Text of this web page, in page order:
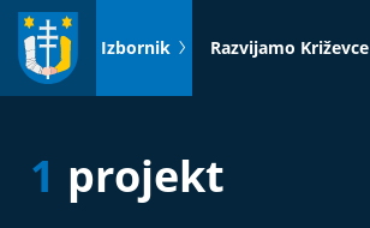
Idi
sadržaj
Izbornik Razvijamo Križevce
1 projekt